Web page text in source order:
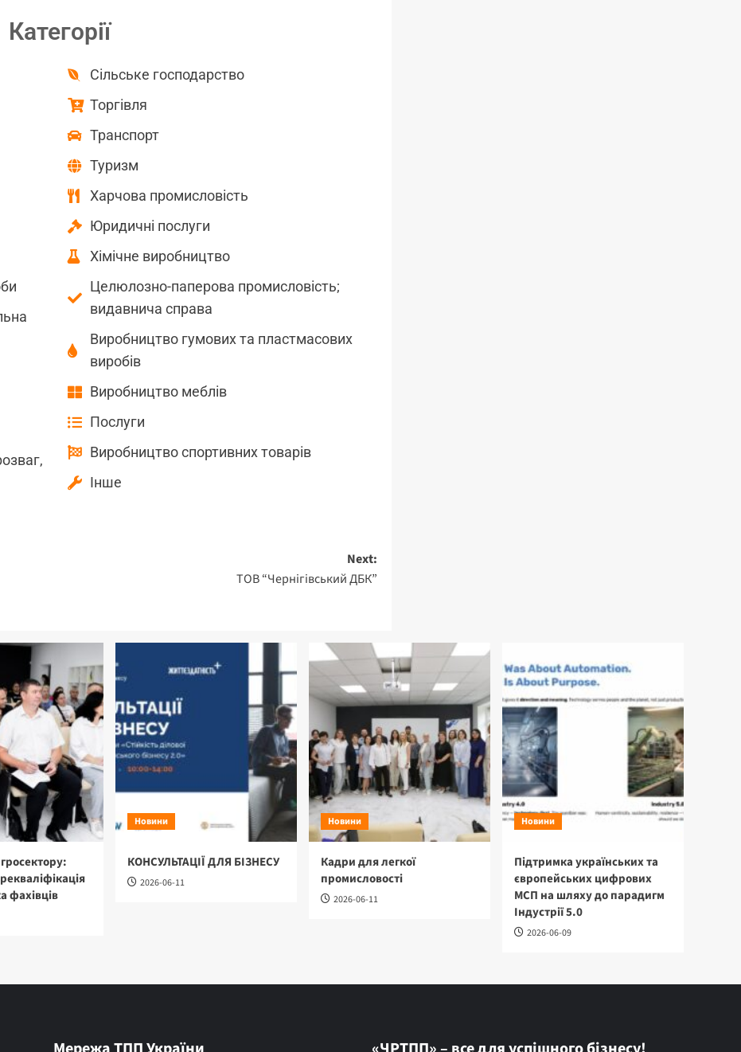
Категорії
Сільське господарство
Торгівля
Транспорт
Туризм
Харчова промисловість
Юридичні послуги
Хімічне виробництво
Целюлозно-паперова промисловість;
видавнича справа
Виробництво гумових та пластмасових
виробів
Виробництво меблів
Послуги
Виробництво спортивних товарів
Інше
Next:
ТОВ “Чернігівський ДБК”
фахівців
Новини
КОНСУЛЬТАЦІЇ ДЛЯ БІЗНЕСУ
2026-06-11
Новини
Кадри для легкої
промисловості
2026-06-11
Новини
Підтримка українських та
європейських цифрових
МСП на шляху до парадигм
Індустрії 5.0
2026-06-09